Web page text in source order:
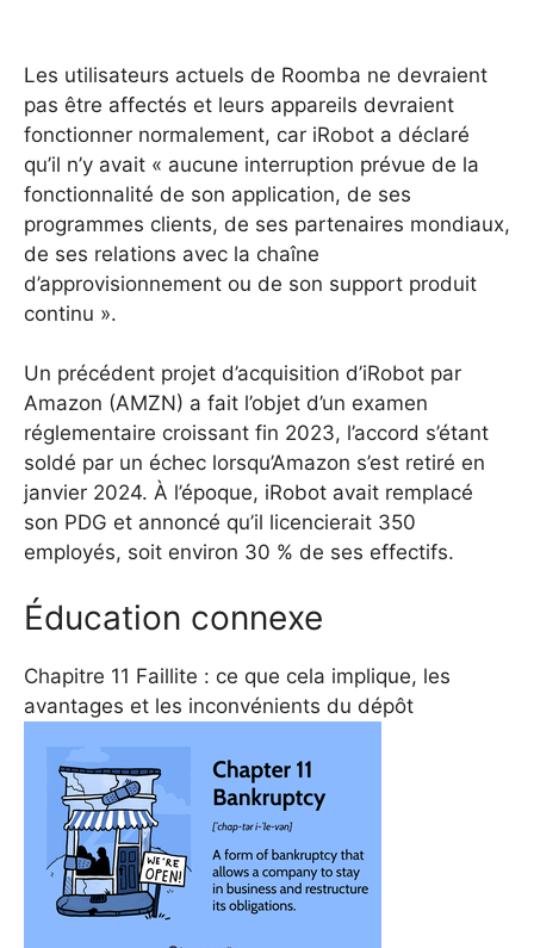
Les utilisateurs actuels de Roomba ne devraient
pas être affectés et leurs appareils devraient
fonctionner normalement, car iRobot a déclaré
qu’il n’y avait « aucune interruption prévue de la
fonctionnalité de son application, de ses
programmes clients, de ses partenaires mondiaux,
de ses relations avec la chaîne
d’approvisionnement ou de son support produit
continu ».
Un précédent projet d’acquisition d’iRobot par
Amazon (AMZN) a fait l’objet d’un examen
réglementaire croissant fin 2023, l’accord s’étant
soldé par un échec lorsqu’Amazon s’est retiré en
janvier 2024. À l’époque, iRobot avait remplacé
son PDG et annoncé qu’il licencierait 350
employés, soit environ 30 % de ses effectifs.
Éducation connexe
Chapitre 11 Faillite : ce que cela implique, les
avantages et les inconvénients du dépôt